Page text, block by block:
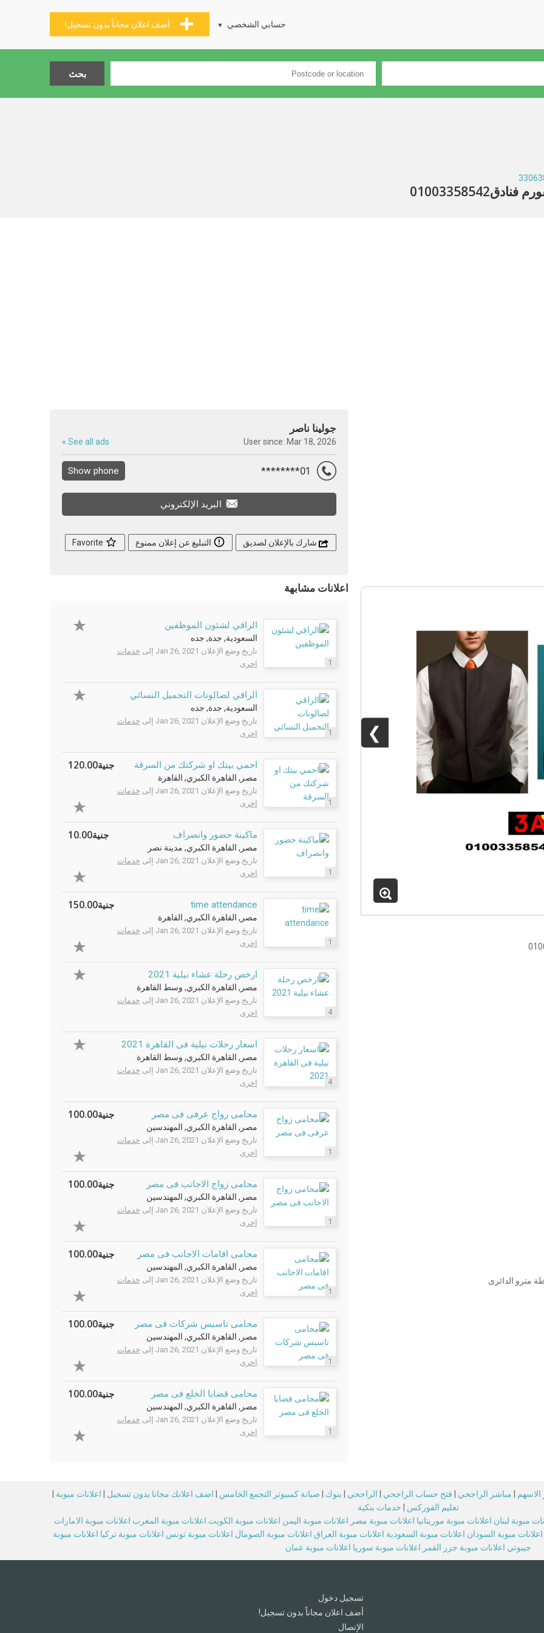
أضف اعلان مجاناً بدون تسجيل! حسابي الشخصي
❯
جولينا ناصر
User since: Mar 18, 2026
See all ads »
01********
Show phone
البريد الإلكتروني
شارك بالإعلان لصديق التبليغ عن إعلان ممنوع
اعلانات مشابهة
1
الراقي لشئون الموظفين
السعودية, جدة, جده
تاريخ وضع الإعلان Jan 26, 2021 إلى
خدمات
اخرى
1
الراقي لصالونات التجميل النسائي
السعودية, جدة, جده
تاريخ وضع الإعلان Jan 26, 2021 إلى
خدمات
اخرى
1
احمي بيتك او شركتك من السرقة
مصر, القاهرة الكبري, القاهرة
تاريخ وضع الإعلان Jan 26, 2021 إلى
خدمات
اخرى
جنية120.00
1
ماكينة حضور وانصراف
مصر, القاهرة الكبري, مدينة نصر
تاريخ وضع الإعلان Jan 26, 2021 إلى
خدمات
اخرى
جنية10.00
1
time attendance
مصر, القاهرة الكبري, القاهرة
تاريخ وضع الإعلان Jan 26, 2021 إلى
خدمات
اخرى
جنية150.00
4
ارخص رحلة عشاء نيلية 2021
مصر, القاهرة الكبري, وسط القاهرة
تاريخ وضع الإعلان Jan 26, 2021 إلى
خدمات
اخرى
4
اسعار رحلات نيلية فى القاهرة 2021
مصر, القاهرة الكبري, وسط القاهرة
تاريخ وضع الإعلان Jan 26, 2021 إلى
خدمات
اخرى
1
محامى زواج عرفى فى مصر
مصر, القاهرة الكبري, المهندسين
تاريخ وضع الإعلان Jan 26, 2021 إلى
خدمات
اخرى
جنية100.00
1
محامى زواج الاجانب فى مصر
مصر, القاهرة الكبري, المهندسين
تاريخ وضع الإعلان Jan 26, 2021 إلى
خدمات
اخرى
جنية100.00
1
محامى اقامات الاجانب فى مصر
مصر, القاهرة الكبري, المهندسين
تاريخ وضع الإعلان Jan 26, 2021 إلى
خدمات
اخرى
جنية100.00
1
محامى تاسيس شركات فى مصر
مصر, القاهرة الكبري, المهندسين
تاريخ وضع الإعلان Jan 26, 2021 إلى
خدمات
اخرى
جنية100.00
1
محامى قضايا الخلع فى مصر
مصر, القاهرة الكبري, المهندسين
تاريخ وضع الإعلان Jan 26, 2021 إلى
خدمات
اخرى
جنية100.00
الاسهم مباشر الراجحي فتح حساب الراجحي الراجحي بنوك صيانة كمبيوتر التجمع الخامس اضف اعلانك مجانا بدون تسجيل اعلانات مبوبة
تعليم الفوركس
خدمات بنكية
مبوبة لبنان اعلانات مبوبة موريتانيا اعلانات مبوبة مصر اعلانات مبوبة اليمن اعلانات مبوبة الكويت اعلانات مبوبة المغرب اعلانات مبوبة الامارات
اعلانات مبوبة السودان اعلانات مبوبة السعودية اعلانات مبوبة العراق اعلانات مبوبة الصومال اعلانات مبوبة تونس اعلانات مبوبة تركيا اعلانات مبوبة
جيبوتي اعلانات مبوبة جزر القمر اعلانات مبوبة سوريا اعلانات مبوبة عمان
تسجيل دخول
أضف اعلان مجاناً بدون تسجيل!
الإتصال